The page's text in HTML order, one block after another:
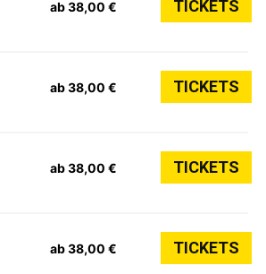
ab 38,00 € TICKETS
ab 38,00 € TICKETS
ab 38,00 € TICKETS
ab 38,00 € TICKETS